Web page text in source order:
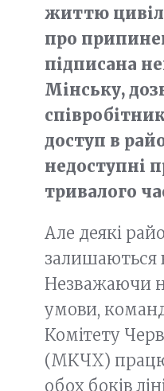
життю
про
підписана
Мінську,
доступ в
недоступні
тривалого
Але деякі
залишаються
Незважаючи
умови,
Комітету
(МКЧХ)
обох боків